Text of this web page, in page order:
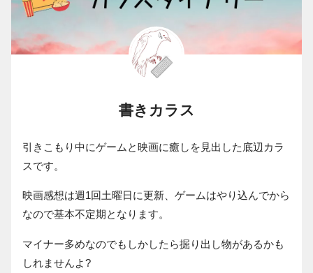
書きカラス
引きこもり中にゲームと映画に癒しを見出した底辺カラ
スです。
映画感想は週1回土曜日に更新、ゲームはやり込んでから
なので基本不定期となります。
マイナー多めなのでもしかしたら掘り出し物があるかも
しれませんよ?